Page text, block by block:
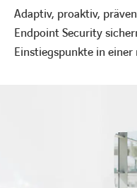
BRANCHEN
Adaptiv, proaktiv,
Endpoint Security
Einstiegspunkte in